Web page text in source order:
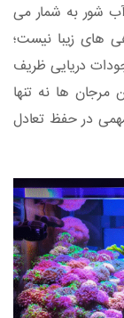
آب شور به شمار می‌
های زیبا نیست؛
دریایی ظریف
مرجان‌ ها نه‌ تنها
مهمی در حفظ تعادل